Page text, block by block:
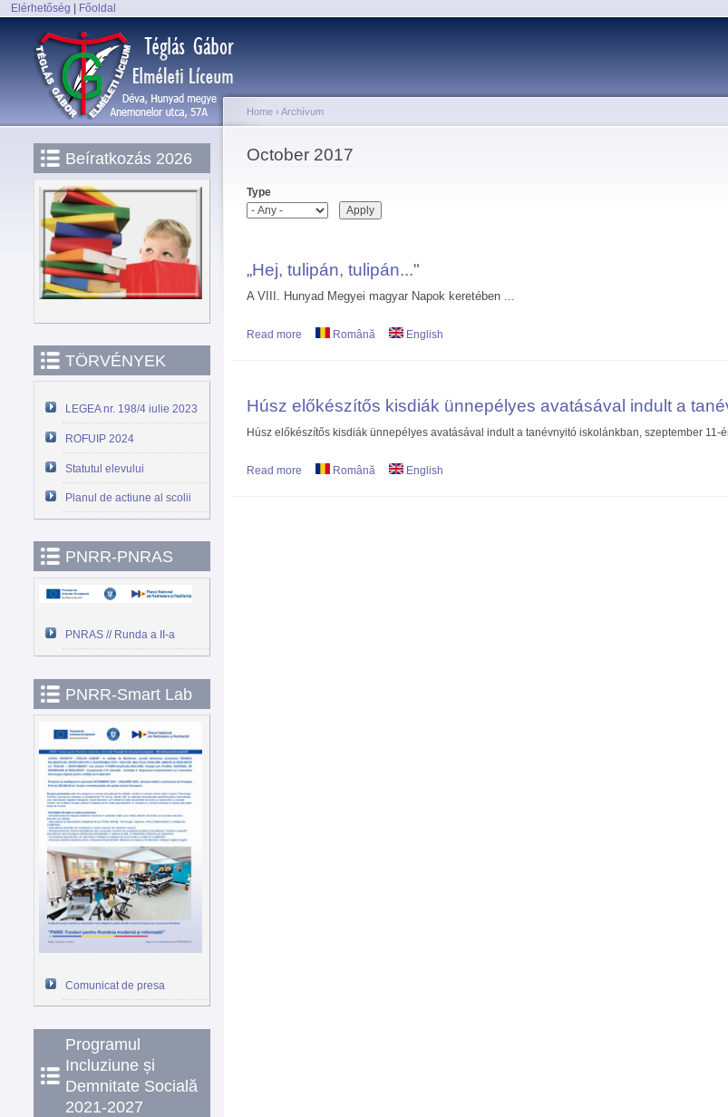
Elérhetőség Főoldal
Main menu
Beíratkozás 2026
TÖRVÉNYEK
LEGEA nr. 198/4 iulie 2023
ROFUIP 2024
Statutul elevului
Planul de actiune al scolii
PNRR-PNRAS
PNRAS // Runda a II-a
PNRR-Smart Lab
Comunicat de presa
Programul
Incluziune și
Demnitate Socială
2021-2027
You are here
Home › Archívum
October 2017
Type
„Hej, tulipán, tulipán..."
A VIII. Hunyad Megyei magyar Napok keretében ...
Read more about „Hej, tulipán, tulipán..."
Română English
Húsz előkészítős kisdiák ünnepélyes avatásával indult a
Húsz előkészítős kisdiák ünnepélyes avatásával indult a tanévnyitó iskolánkban, szeptember 11-
Read more about Húsz előkészítős kisdiák ünnepélyes avatásával indult a tanévnyitó iskolánkban
Română English